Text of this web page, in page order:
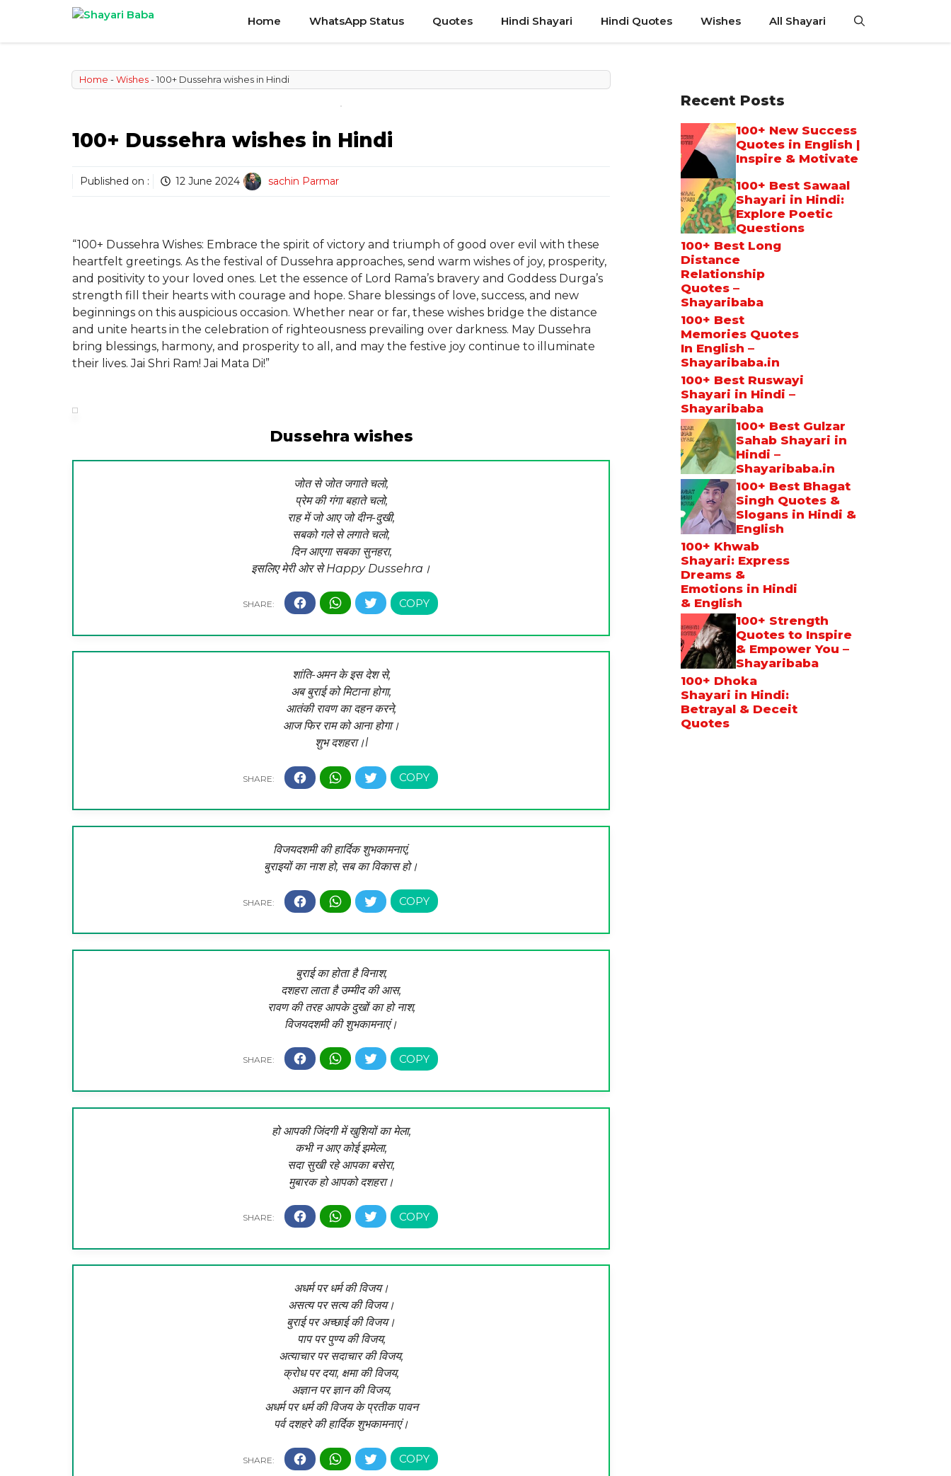
content
Home WhatsApp Status Quotes Hindi Shayari Hindi Quotes Wishes All Shayari
Home -Wishes-100+ Dussehra wishes in Hindi
100+ Dussehra wishes in Hindi
Published on : 12 June 2024 sachin Parmar
“100+ Dussehra Wishes: Embrace the spirit of victory and triumph of good over evil with these
heartfelt greetings. As the festival of Dussehra approaches, send warm wishes of joy, prosperity,
and positivity to your loved ones. Let the essence of Lord Rama’s bravery and Goddess Durga’s
strength fill their hearts with courage and hope. Share blessings of love, success, and new
beginnings on this auspicious occasion. Whether near or far, these wishes bridge the distance
and unite hearts in the celebration of righteousness prevailing over darkness. May Dussehra
bring blessings, harmony, and prosperity to all, and may the festive joy continue to illuminate
their lives. Jai Shri Ram! Jai Mata Di!”
Dussehra wishes
जोत से जोत जगाते चलो,
प्रेम की गंगा बहाते चलो,
राह में जो आए जो दीन-दुखी,
सबको गले से लगाते चलो,
दिन आएगा सबका सुनहरा,
इसलिए मेरी ओर से Happy Dussehra।
शांति-अमन के इस देश से,
अब बुराई को मिटाना होगा,
आतंकी रावण का दहन करने,
आज फिर राम को आना होगा।
शुभ दशहरा।l
विजयदशमी की हार्दिक शुभकामनाएं,
बुराइयों का नाश हो, सब का विकास हो।
बुराई का होता है विनाश,
दशहरा लाता है उम्मीद की आस,
रावण की तरह आपके दुखों का हो नाश,
विजयदशमी की शुभकामनाएं।
हो आपकी जिंदगी में खुशियों का मेला,
कभी न आए कोई झमेला,
सदा सुखी रहे आपका बसेरा,
मुबारक हो आपको दशहरा।
अधर्म पर धर्म की विजय।
असत्य पर सत्य की विजय।
बुराई पर अच्छाई की विजय।
पाप पर पुण्य की विजय,
अत्याचार पर सदाचार की विजय,
क्रोध पर दया, क्षमा की विजय,
अज्ञान पर ज्ञान की विजय,
अधर्म पर धर्म की विजय के प्रतीक पावन
पर्व दशहरे की हार्दिक शुभकामनाएं।
Recent Posts
100+ New Success
Quotes in English |
Inspire & Motivate
100+ Best Sawaal
Shayari in Hindi:
Explore Poetic
Questions
100+ Best Long
Distance
Relationship
Quotes –
Shayaribaba
100+ Best
Memories Quotes
In English –
Shayaribaba.in
100+ Best Ruswayi
Shayari in Hindi –
Shayaribaba
100+ Best Gulzar
Sahab Shayari in
Hindi –
Shayaribaba.in
100+ Best Bhagat
Singh Quotes &
Slogans in Hindi &
English
100+ Khwab
Shayari: Express
Dreams &
Emotions in Hindi
& English
100+ Strength
Quotes to Inspire
& Empower You –
Shayaribaba
100+ Dhoka
Shayari in Hindi:
Betrayal & Deceit
Quotes